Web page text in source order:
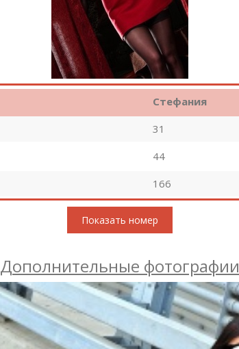
Стефания
31
44
166
Показать номер
Дополнительные фотографии